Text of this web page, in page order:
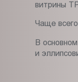
витрины
Чаще
В
и